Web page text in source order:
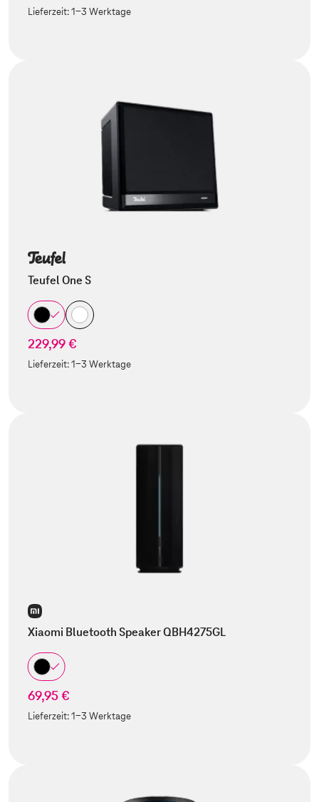
Lieferzeit:1-3 Werktage
Teufel One S
229,99 €
Lieferzeit:1-3 Werktage
Xiaomi Bluetooth Speaker QBH4275GL
69,95 €
Lieferzeit:1-3 Werktage